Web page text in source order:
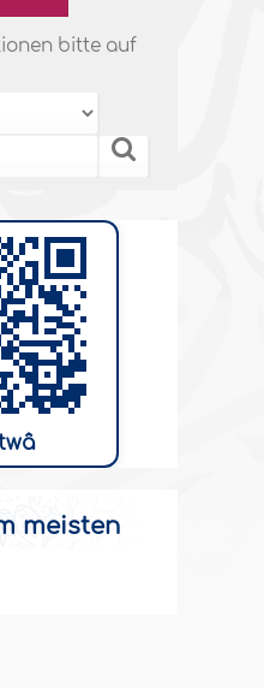
bitte auf
meisten